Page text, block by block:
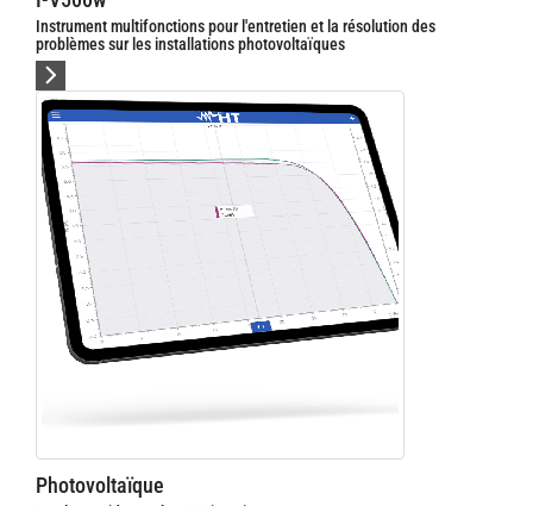
Instrument multifonctions pour l'entretien et la résolution des
problèmes sur les installations photovoltaïques
Photovoltaïque